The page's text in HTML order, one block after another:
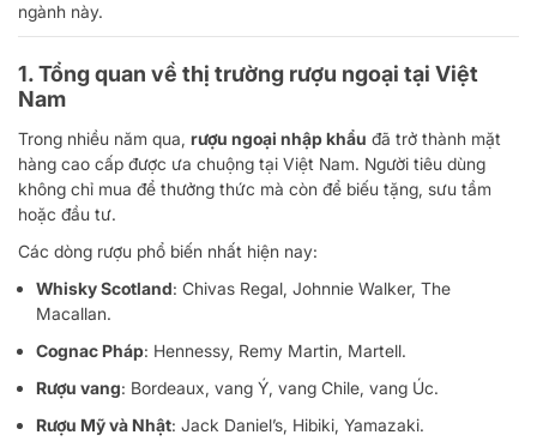
ngành này.
1. Tổng quan về thị trường rượu ngoại tại Việt
Nam
Trong nhiều năm qua, rượu ngoại nhập khẩu đã trở thành mặt
hàng cao cấp được ưa chuộng tại Việt Nam. Người tiêu dùng
không chỉ mua để thưởng thức mà còn để biếu tặng, sưu tầm
hoặc đầu tư.
Các dòng rượu phổ biến nhất hiện nay:
Whisky Scotland: Chivas Regal, Johnnie Walker, The
Macallan.
Cognac Pháp: Hennessy, Remy Martin, Martell.
Rượu vang: Bordeaux, vang Ý, vang Chile, vang Úc.
Rượu Mỹ và Nhật: Jack Daniel’s, Hibiki, Yamazaki.